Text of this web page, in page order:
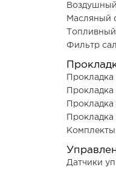
Масляный
Фильтр
Датчики